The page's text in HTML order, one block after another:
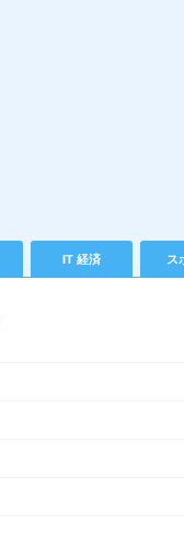
IT 経済 ス